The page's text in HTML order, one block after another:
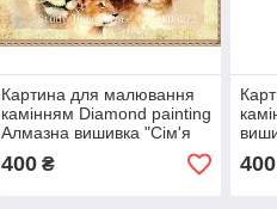
Картина для малювання
камінням Diamond painting
Алмазна вишивка "Сім'я
левів" повна викладка
400₴ 400